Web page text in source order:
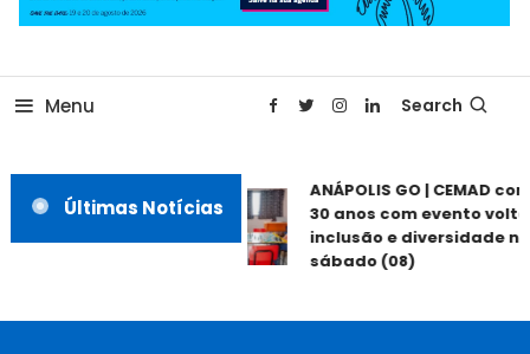
Menu Search
Últimas Notícias
ANÁPOLIS GO | CEMAD
30 anos com evento
inclusão e diversidade
sábado (08)